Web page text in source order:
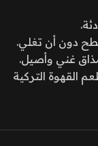
دون أن تغلي.
غني وأصيل.
القهوة التركية